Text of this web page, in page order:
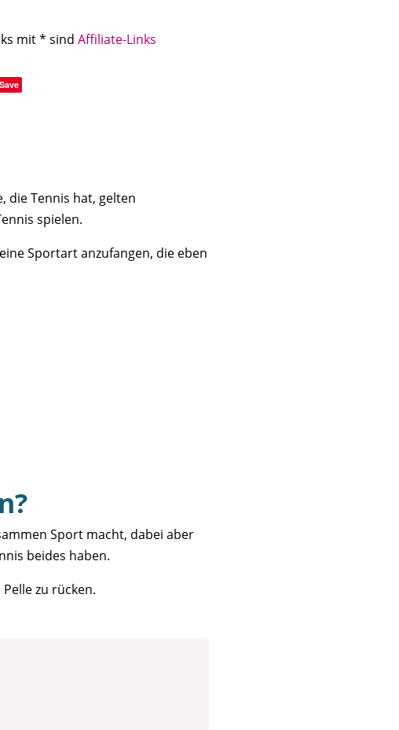
mit * sind Affiliate-Links
Save
die Tennis hat, gelten
spielen.
Sportart anzufangen, die eben
Sport macht, dabei aber
beides haben.
zu rücken.